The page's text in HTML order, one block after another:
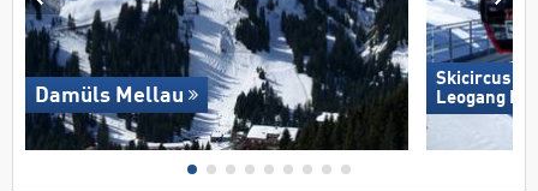
Damüls Mellau
Skicircus
Leogang